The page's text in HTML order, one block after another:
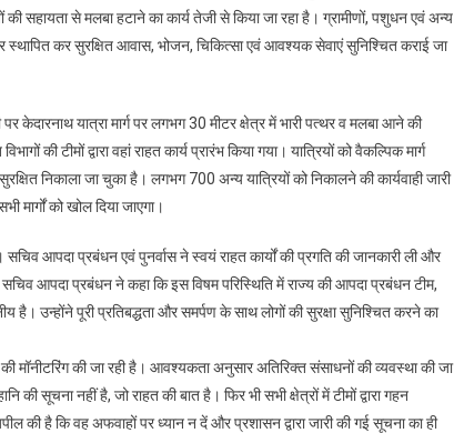
सहायता से मलबा हटाने का कार्य तेजी से किया जा रहा है। ग्रामीणों, पशुधन एवं अन्य
स्थापित कर सुरक्षित आवास, भोजन, चिकित्सा एवं आवश्यक सेवाएं सुनिश्चित कराई जा
केदारनाथ यात्रा मार्ग पर लगभग 30 मीटर क्षेत्र में भारी पत्थर व मलबा आने की
टीमों द्वारा वहां राहत कार्य प्रारंभ किया गया। यात्रियों को वैकल्पिक मार्ग
निकाला जा चुका है। लगभग 700 अन्य यात्रियों को निकालने की कार्यवाही जारी
मार्गों को खोल दिया जाएगा।
आपदा प्रबंधन एवं पुनर्वास ने स्वयं राहत कार्यों की प्रगति की जानकारी ली और
सचिव आपदा प्रबंधन ने कहा कि इस विषम परिस्थिति में राज्य की आपदा प्रबंधन टीम,
उन्होंने पूरी प्रतिबद्धता और समर्पण के साथ लोगों की सुरक्षा सुनिश्चित करने का
मॉनीटरिंग की जा रही है। आवश्यकता अनुसार अतिरिक्त संसाधनों की व्यवस्था की जा
सूचना नहीं है, जो राहत की बात है। फिर भी सभी क्षेत्रों में टीमों द्वारा गहन
की है कि वह अफवाहों पर ध्यान न दें और प्रशासन द्वारा जारी की गई सूचना का ही